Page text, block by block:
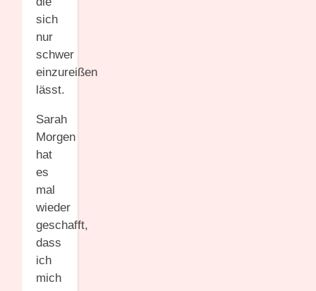
sich
nur
schwer
einzureißen
lässt.
Sarah
Morgen
hat
es
mal
wieder
geschafft,
dass
ich
mich